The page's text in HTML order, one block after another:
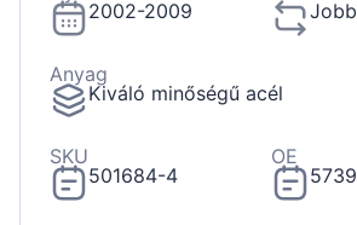
2002-2009
Jobb
Anyag
Kiváló minőségű acél
SKU
501684-4
OE
5739